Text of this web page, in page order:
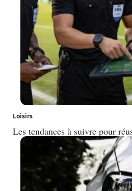
Loisirs
Les tendances à suivre pour